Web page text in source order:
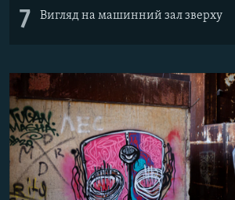
7 Вигляд на машинний зал зверху